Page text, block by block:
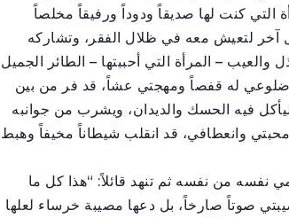
التي كنت لها صديقاً ودوداً ورفيقاً مخلصاً
آخر لتعيش معه في ظلال الفقر، وتشاركه
والعيب – المرأة التي أحببتها – الطائر الجميل
له قفصاً ومهجتي عشاً، قد فر من بين
فيه الحسك والديدان، ويشرب من جوانبه
وانعطافي، قد انقلب شيطاناً مخيفاً وهبط
من نفسه ثم تنهد قائلاً: “هذا كل ما
صوتاً صارخاً، بل دعها مصيبة خرساء لعلها